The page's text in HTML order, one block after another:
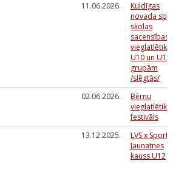
11.06.2026.
Kuldīgas
novada
skolas
sacensības
vieglatlētikā
U10 un U12
grupām
/slēgtās/
02.06.2026.
Bērnu
festivāls
13.12.2025.
LVS x
Jaunatnes
kauss U12